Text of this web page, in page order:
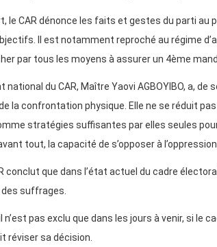
le CAR dénonce les faits et gestes du parti au
Il est notamment reproché au régime
par tous les moyens à assurer un 4ème
national du CAR, Maître Yaovi AGBOYIBO, a,
la confrontation physique. Elle ne se réduit
stratégies suffisantes par elles seules
tout, la capacité de s’opposer à
conclut que dans l’état actuel du cadre
suffrages.
n’est pas exclu que dans les jours à venir, si le
réviser sa décision.